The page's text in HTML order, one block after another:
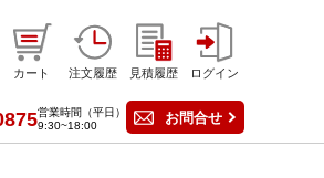
カート 注文履歴 見積履歴 ログイン
営業時間（平日）
9:30~18:00
お問合せ